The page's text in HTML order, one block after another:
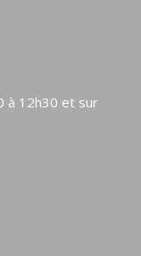
à 12h30 et sur